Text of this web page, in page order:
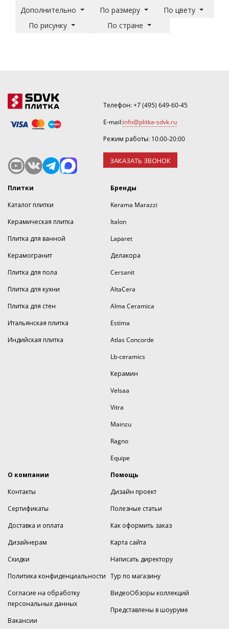
Дополнительно
По размеру
По цвету
По рисунку
По стране
Телефон:+7 (495) 649-60-45
E-mail:info@plitka-sdvk.ru
Режим работы: 10:00-20:00
ЗАКАЗАТЬ ЗВОНОК
Плитки
Каталог плитки
Керамическая плитка
Плитка для ванной
Керамогранит
Плитка для пола
Плитка для кухни
Плитка для стен
Итальянская плитка
Индийская плитка
Бренды
Kerama Marazzi
Italon
Laparet
Делакора
Cersanit
AltaCera
Alma Ceramica
Estima
Atlas Concorde
Lb-ceramics
Керамин
Velsaa
Vitra
Mainzu
Ragno
Equipe
О компании
Контакты
Сертификаты
Доставка и оплата
Дизайнерам
Скидки
Политика конфиденциальности
Согласие на обработку
персональных данных
Вакансии
Помощь
Дизайн проект
Полезные статьи
Как оформить заказ
Карта сайта
Написать директору
Тур по магазину
ВидеоОбзоры коллекций
Представлены в шоуруме